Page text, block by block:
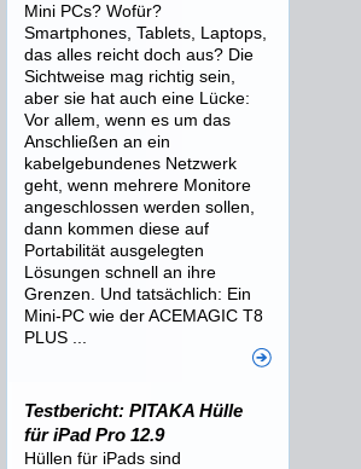
Mini PCs? Wofür?
Smartphones, Tablets, Laptops,
das alles reicht doch aus? Die
Sichtweise mag richtig sein,
aber sie hat auch eine Lücke:
Vor allem, wenn es um das
Anschließen an ein
kabelgebundenes Netzwerk
geht, wenn mehrere Monitore
angeschlossen werden sollen,
dann kommen diese auf
Portabilität ausgelegten
Lösungen schnell an ihre
Grenzen. Und tatsächlich: Ein
Mini-PC wie der ACEMAGIC T8
PLUS ...
Testbericht: PITAKA Hülle
für iPad Pro 12.9
Hüllen für iPads sind